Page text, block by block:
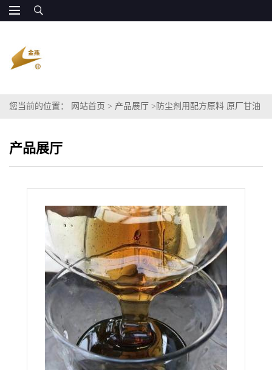
您当前的位置： 网站首页 > 产品展厅 > 防尘剂用配方原料 原厂甘油
产品展厅